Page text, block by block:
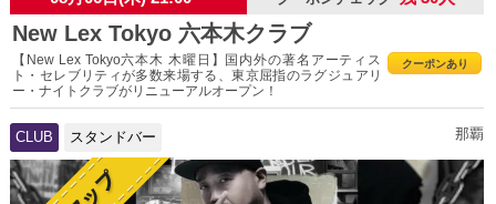
New Lex Tokyo 六本木クラブ
クーポンあり
【New Lex Tokyo六本木 木曜日】国内外の著名アーティス
ト・セレブリティが多数来場する、東京屈指のラグジュアリ
ー・ナイトクラブがリニューアルオープン！
CLUB スタンドバー 那覇